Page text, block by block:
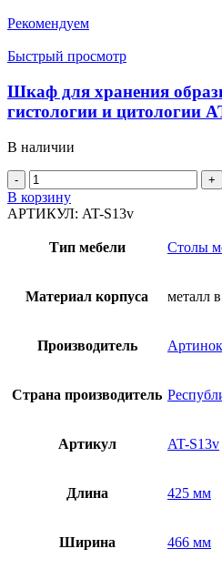
Рекомендуем
Быстрый просмотр
Шкаф для хранения
гистологии и цитологии
В наличии
Количество
товара
Шкаф
хранения
стеклах
цитологии
S13v
В корзину
АРТИКУЛ: AT-S13v
Тип мебели Столы
Материал корпуса металл
Производитель
Страна производитель
Артикул AT-S13v
Длина 425 мм
Ширина 466 мм